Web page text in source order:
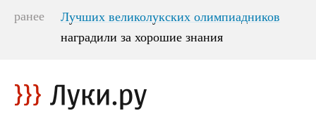
ранее
Лучших великолукских олимпиадников
наградили за хорошие знания
Лучших великолукских олимпиадников
наградили за хорошие знания